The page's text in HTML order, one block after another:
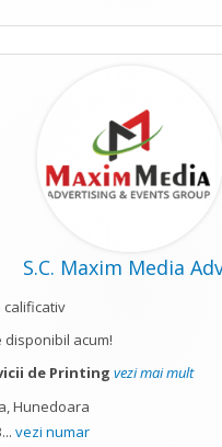
S.C. Maxim Media
calificativ
disponibil acum!
de Printing vezi mai mult
Hunedoara
vezi numar